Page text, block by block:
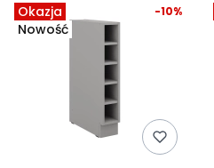
Okazja
Nowość
-10%